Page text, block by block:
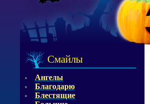
Смайлы
Ангелы
Благодарю
Блестящие